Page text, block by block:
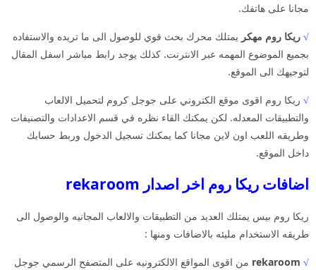
مجانا على هاتفك.
√ ريكا روم مهكر يمتلك محرك بحث قوي للوصول الى ما تريده والاستفاده
بجميع الموضوع المهمه عبر الانترنت. كذلك يوجد رابط مباشر اسفل المقال
لتوجيهك الى الموقع.
√ ريكا روم اقوى موقع الكتروني على جوجل كروم لتحميل الالعاب
والتطبيقات المعدله. لكن يمكنك القاء نظره في قسم الاعدادات والتصنيفات
وطريقه اللعب اون لاين مجانا كما يمكنك تسجيل الدخول وربط حسابك
داخل الموقع.
اضافات ريكا روم اخر اصدار rekaroom
ريكا روم بيس يمتلك العديد من التطبيقات والالعاب المجانيه والوصول الى
طريقه الاستخدام مليئه بالاضافات ومنها :
√
rekaroom من اقوى المواقع الالكترونيه على المتصفح الرسمي جوجل